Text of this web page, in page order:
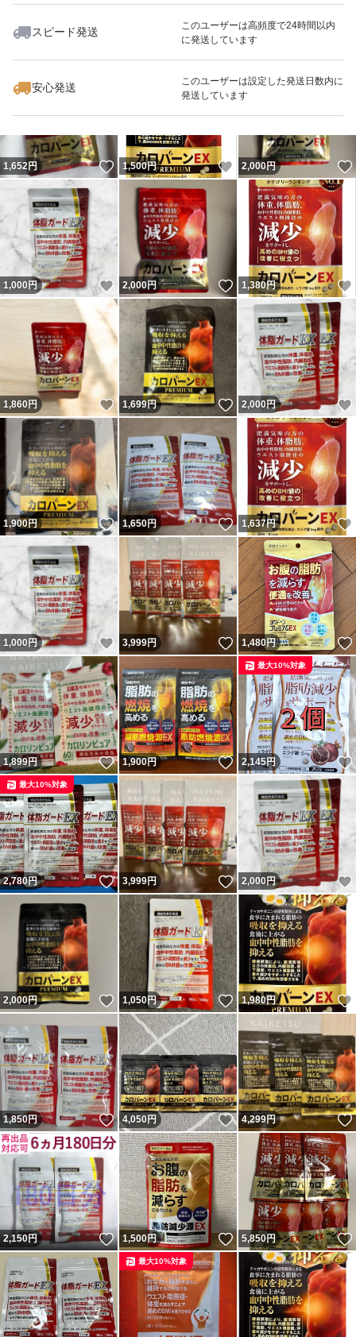
スピード発送
このユーザーは高頻度で24時間以内
に発送しています
安心発送
このユーザーは設定した発送日数内に
発送しています
いいね！
1,200
1,652円 いいね！
1,500円 いいね！
2,000円
1,000 円 いいね！
2,000円 いいね！
1,380円
1,860円 いいね！
1,699円 いいね！
2,000円
1,900円 いいね！
1,650円 いいね！
1,637円
1,000 円 いいね！
3,999円 いいね！
1,480円
1,899円 いいね！
1,900円 いいね！
2,145円
最大10%対象
2,780円 いいね！
最大10%対象
3,999円 いいね！
2,000円
2,000円 いいね！
1,050円 いいね！
1,980円
1,850円 いいね！
4,050円 いいね！
4,299円
2,150円 いいね！
1,500円 いいね！
5,850円
最大10%対象